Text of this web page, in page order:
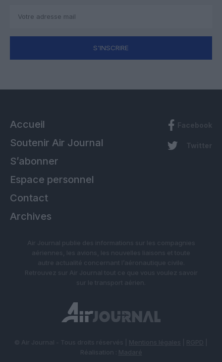
S'INSCRIRE
Accueil
Soutenir Air Journal
S’abonner
Espace personnel
Contact
Archives